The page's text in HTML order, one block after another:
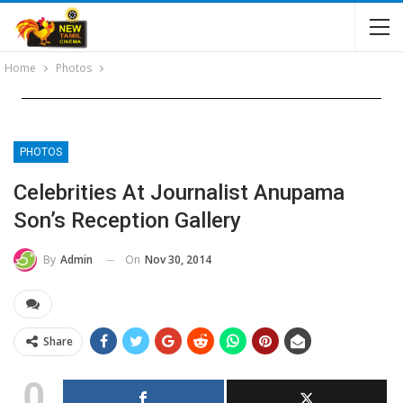
Home Photos
PHOTOS
Celebrities At Journalist Anupama
Son’s Reception Gallery
By Admin On Nov 30, 2014
Share